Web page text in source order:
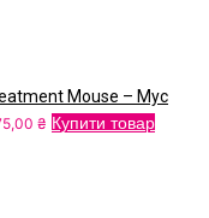
Mouse – Мус
₴ Купити товар